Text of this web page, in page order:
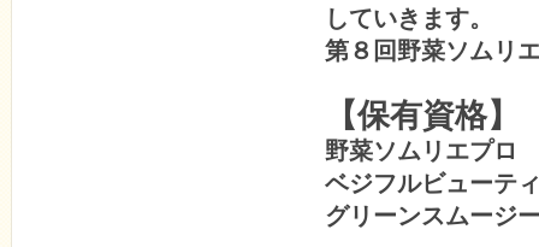
していきます。
第８回野菜ソムリ
【保有資格】
野菜ソムリエプロ
ベジフルビューテ
グリーンスムージ